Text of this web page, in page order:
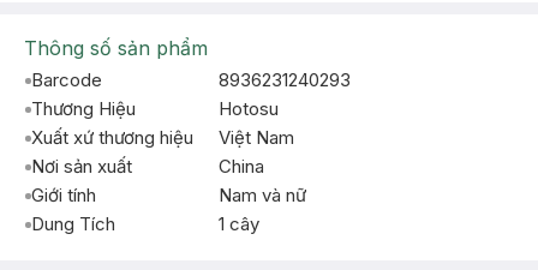
Thông số sản phẩm
Barcode
8936231240293
Thương Hiệu
Hotosu
Xuất xứ thương hiệu
Việt Nam
Nơi sản xuất
China
Giới tính
Nam và nữ
Dung Tích
1 cây